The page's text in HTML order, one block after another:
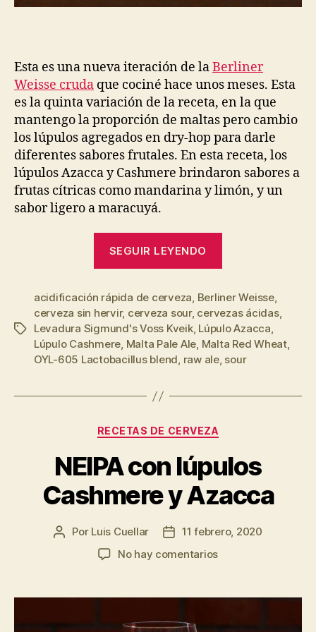
Esta es una nueva iteración de laBerliner
Weisse cruda que cociné hace unos meses. Esta
es la quinta variación de la receta, en la que
mantengo la proporción de maltas pero cambio
los lúpulos agregados en dry-hop para darle
diferentes sabores frutales. En esta receta, los
lúpulos Azacca y Cashmere brindaron sabores a
frutas cítricas como mandarina y limón, y un
sabor ligero a maracuyá.
SEGUIR LEYENDO
dry
hop
de
lúpulo
y
Etiquetas
acidificación rápida de cerveza, Berliner Weisse,
cerveza sin hervir, cerveza sour, cervezas ácidas,
Levadura Sigmund's Voss Kveik, Lúpulo Azacca,
Lúpulo Cashmere, Malta Pale Ale, Malta Red Wheat,
OYL-605 Lactobacillus blend, raw ale, sour
Categorías
RECETAS DE CERVEZA
NEIPA con lúpulos
Cashmere y Azacca
Autor
Por Luis Cuellar
Fecha11 febrero, 2020
No hay comentariosen
lúpulos